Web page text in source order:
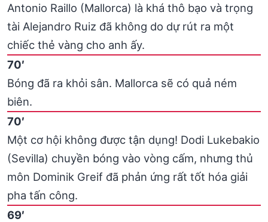
Antonio Raillo (Mallorca) là khá thô bạo và trọng
tài Alejandro Ruiz đã không do dự rút ra một
chiếc thẻ vàng cho anh ấy.
70′
Bóng đã ra khỏi sân. Mallorca sẽ có quả ném
biên.
70′
Một cơ hội không được tận dụng! Dodi Lukebakio
(Sevilla) chuyền bóng vào vòng cấm, nhưng thủ
môn Dominik Greif đã phản ứng rất tốt hóa giải
pha tấn công.
69′